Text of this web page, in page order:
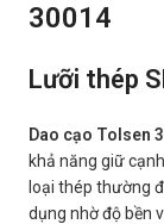
30014
Lưỡi thép
Dao cạo Tolsen
khả năng giữ
loại thép thường
dụng nhờ độ bền